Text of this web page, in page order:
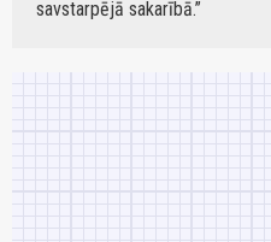
savstarpējā sakarībā.